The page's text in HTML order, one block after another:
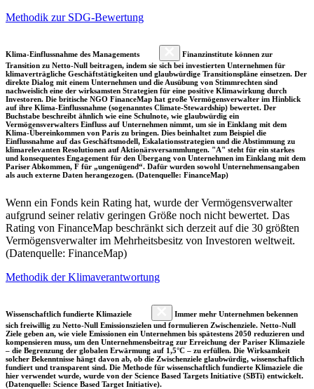
Methodik zur SDG-Bewertung
Klima-Einflussnahme des Managements
Finanzinstitute können zur
Transition zu Netto-Null beitragen, indem sie sich bei investierten Unternehmen für
klimaverträgliche Geschäftstätigkeiten und glaubwürdige Transitionspläne einsetzen. Der
direkte Dialog mit einem Unternehmen und die Ausübung von Stimmrechten sind
nachweislich eine der wirksamsten Strategien für eine positive Klimawirkung durch
Investoren. Die britische NGO FinanceMap hat große Vermögensverwalter im Hinblick
auf ihre Klima-Einflussnahme (sogenanntes Climate-Stewardship) bewertet. Der
Buchstabe beschreibt ähnlich wie eine Schulnote, wie glaubwürdig ein
Vermögensverwalters Einfluss auf Unternehmen nimmt, um sie in Einklang mit dem
Klima-Übereinkommen von Paris zu bringen. Dies beinhaltet zum Beispiel die
Einflussnahme auf das Geschäftsmodell, Eskalationsstrategien und die Abstimmung zu
klimarelevanten Resolutionen auf Aktionärsversammlungen. "A" steht für ein starkes
und konsequentes Engagement für den Übergang von Unternehmen im Einklang mit dem
Pariser Abkommen, F für „ungenügend“. Dafür wurden sowohl Unternehmensangaben
als auch externe Daten herangezogen. (Datenquelle: FinanceMap)
Wenn ein Fonds kein Rating hat, wurde der Vermögensverwalter
aufgrund seiner relativ geringen Größe noch nicht bewertet. Das
Rating von FinanceMap beschränkt sich derzeit auf die 30 größten
Vermögensverwalter im Mehrheitsbesitz von Investoren weltweit.
(Datenquelle: FinanceMap)
Methodik der Klimaverantwortung
Wissenschaftlich fundierte Klimaziele
Immer mehr Unternehmen bekennen
sich freiwillig zu Netto-Null Emissionszielen und formulieren Zwischenziele. Netto-Null
Ziele geben an, wie viele Emissionen ein Unternehmen bis spätestens 2050 reduzieren und
kompensieren muss, um den Unternehmensbeitrag zur Erreichung der Pariser Klimaziele
– die Begrenzung der globalen Erwärmung auf 1,5°C – zu erfüllen. Die Wirksamkeit
solcher Bekenntnisse hängt davon ab, ob die Zwischenziele glaubwürdig, wissenschaftlich
fundiert und transparent sind. Die Methode für wissenschaftlich fundierte Klimaziele die
hier verwendet wurde, wurde von der Science Based Targets Initiative (SBTi) entwickelt.
(Datenquelle: Science Based Target Initiative).